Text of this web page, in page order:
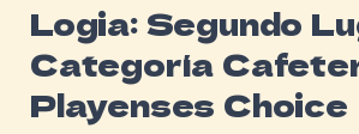
Logia: Segundo
Categoría
Playenses Choice